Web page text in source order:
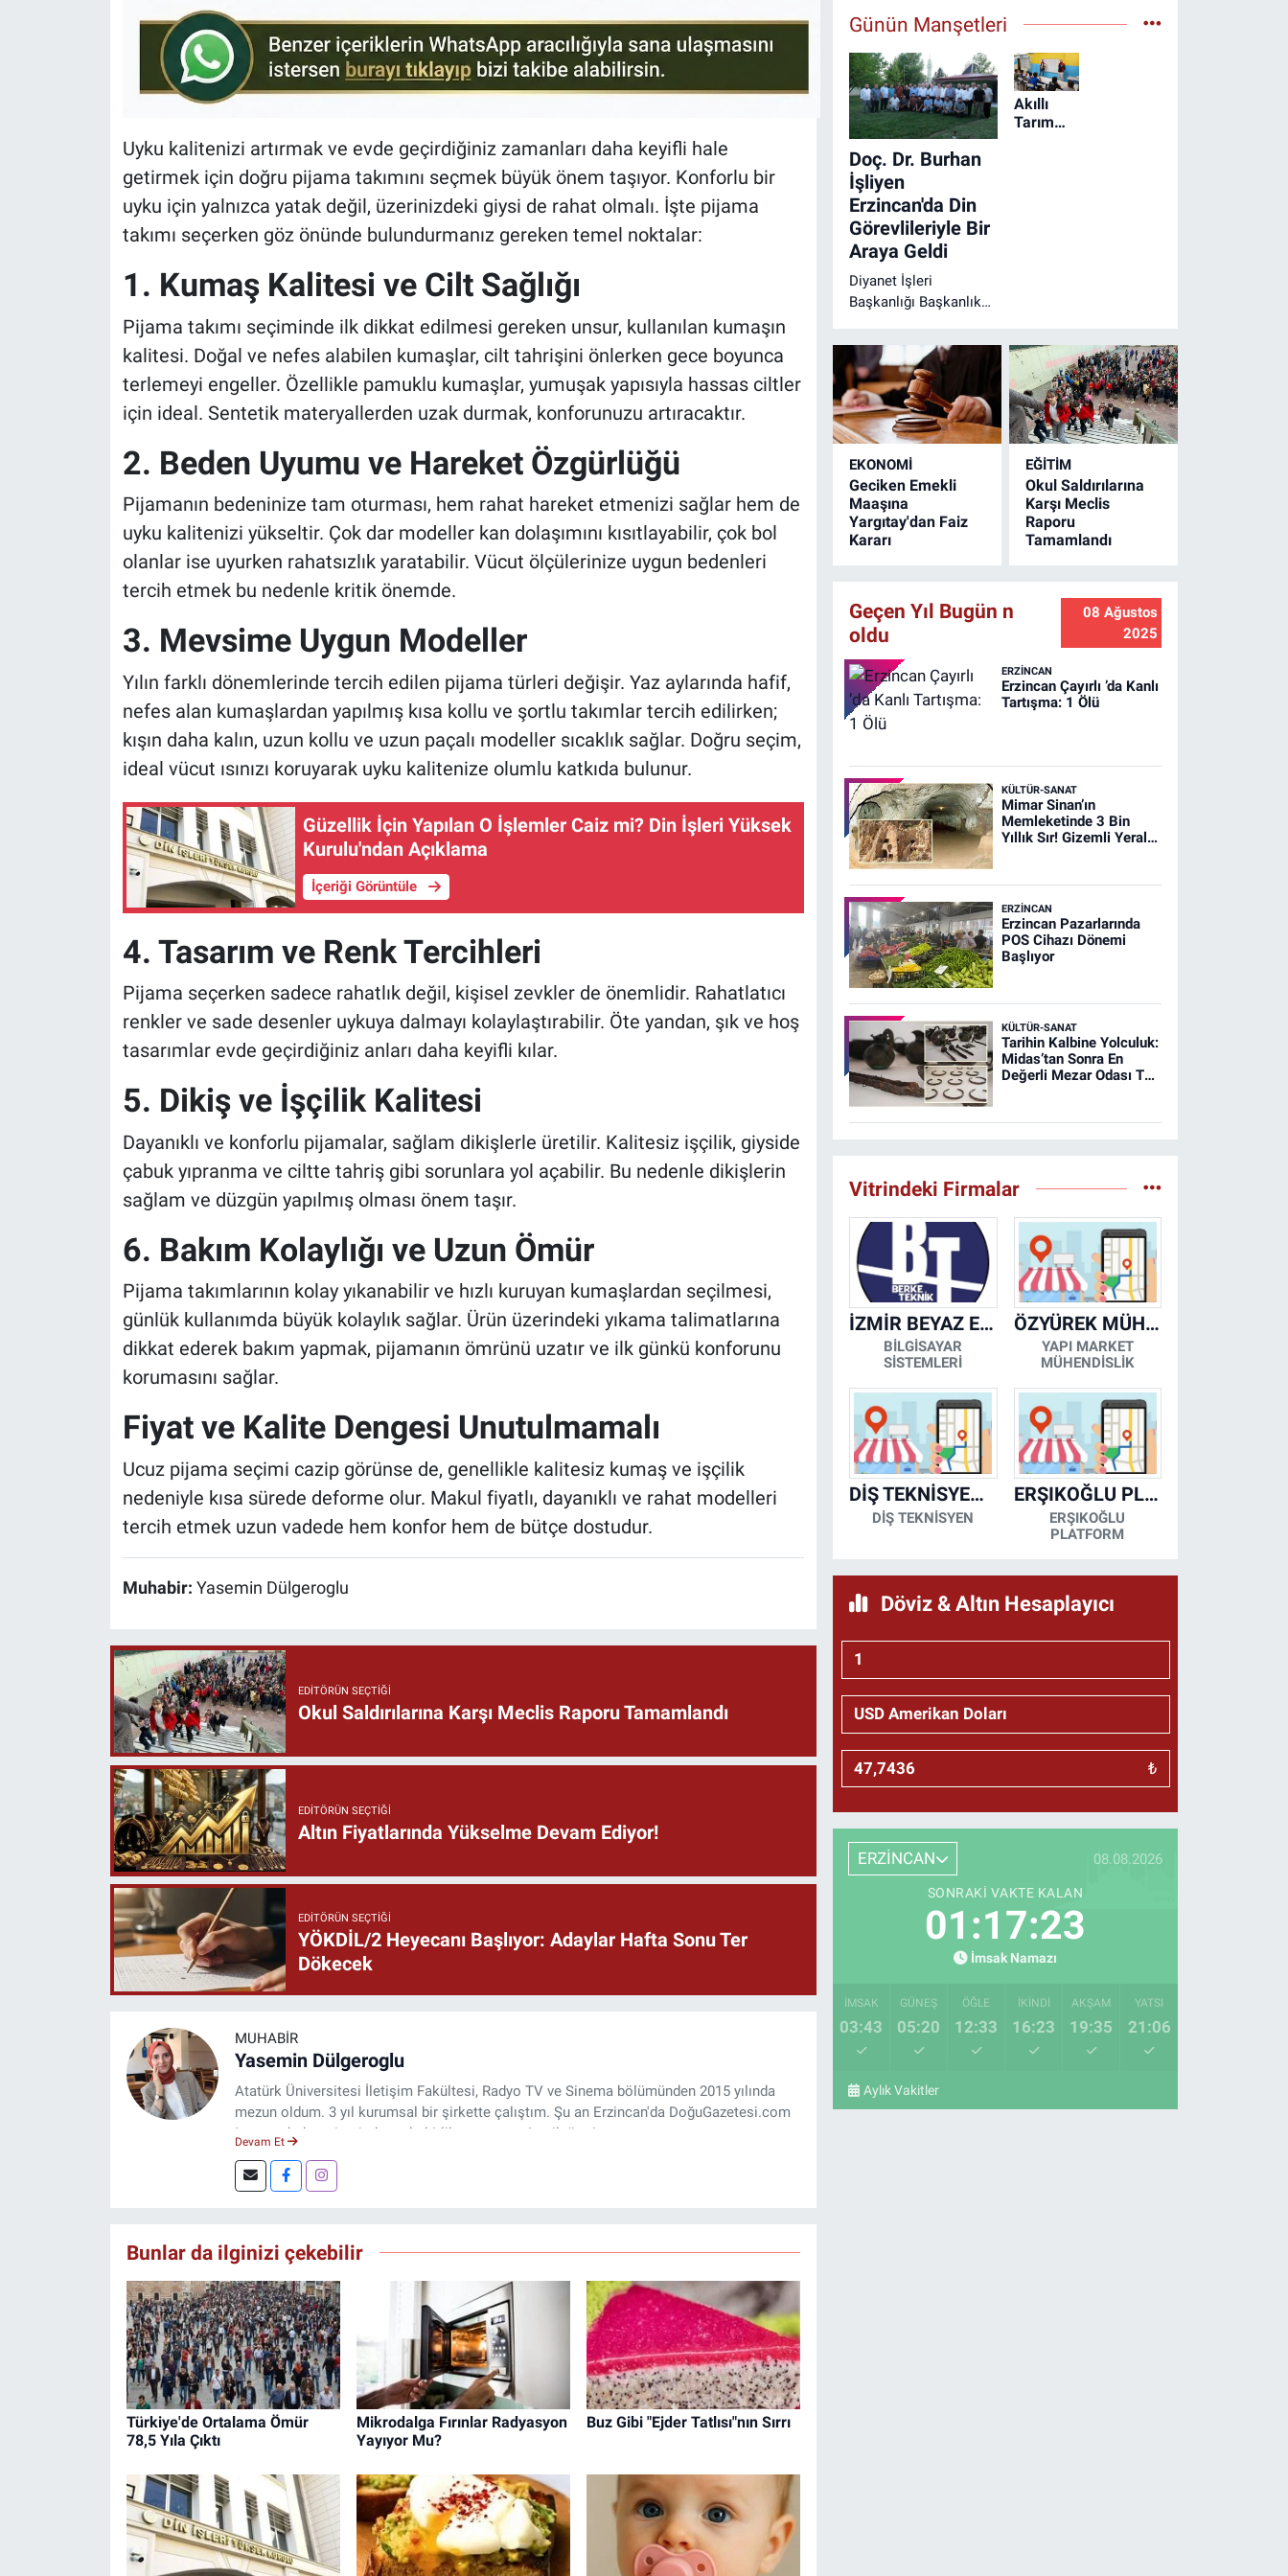
Uyku kalitenizi artırmak ve evde geçirdiğiniz zamanları daha keyifli hale
getirmek için doğru pijama takımını seçmek büyük önem taşıyor. Konforlu bir
uyku için yalnızca yatak değil, üzerinizdeki giysi de rahat olmalı. İşte pijama
takımı seçerken göz önünde bulundurmanız gereken temel noktalar:
1. Kumaş Kalitesi ve Cilt Sağlığı
Pijama takımı seçiminde ilk dikkat edilmesi gereken unsur, kullanılan kumaşın
kalitesi. Doğal ve nefes alabilen kumaşlar, cilt tahrişini önlerken gece boyunca
terlemeyi engeller. Özellikle pamuklu kumaşlar, yumuşak yapısıyla hassas ciltler
için ideal. Sentetik materyallerden uzak durmak, konforunuzu artıracaktır.
2. Beden Uyumu ve Hareket Özgürlüğü
Pijamanın bedeninize tam oturması, hem rahat hareket etmenizi sağlar hem de
uyku kalitenizi yükseltir. Çok dar modeller kan dolaşımını kısıtlayabilir, çok bol
olanlar ise uyurken rahatsızlık yaratabilir. Vücut ölçülerinize uygun bedenleri
tercih etmek bu nedenle kritik önemde.
3. Mevsime Uygun Modeller
Yılın farklı dönemlerinde tercih edilen pijama türleri değişir. Yaz aylarında hafif,
nefes alan kumaşlardan yapılmış kısa kollu ve şortlu takımlar tercih edilirken;
kışın daha kalın, uzun kollu ve uzun paçalı modeller sıcaklık sağlar. Doğru seçim,
ideal vücut ısınızı koruyarak uyku kalitenize olumlu katkıda bulunur.
Güzellik İçin Yapılan O İşlemler Caiz mi? Din İşleri Yüksek
Kurulu'ndan Açıklama
İçeriği Görüntüle
4. Tasarım ve Renk Tercihleri
Pijama seçerken sadece rahatlık değil, kişisel zevkler de önemlidir. Rahatlatıcı
renkler ve sade desenler uykuya dalmayı kolaylaştırabilir. Öte yandan, şık ve hoş
tasarımlar evde geçirdiğiniz anları daha keyifli kılar.
5. Dikiş ve İşçilik Kalitesi
Dayanıklı ve konforlu pijamalar, sağlam dikişlerle üretilir. Kalitesiz işçilik, giyside
çabuk yıpranma ve ciltte tahriş gibi sorunlara yol açabilir. Bu nedenle dikişlerin
sağlam ve düzgün yapılmış olması önem taşır.
6. Bakım Kolaylığı ve Uzun Ömür
Pijama takımlarının kolay yıkanabilir ve hızlı kuruyan kumaşlardan seçilmesi,
günlük kullanımda büyük kolaylık sağlar. Ürün üzerindeki yıkama talimatlarına
dikkat ederek bakım yapmak, pijamanın ömrünü uzatır ve ilk günkü konforunu
korumasını sağlar.
Fiyat ve Kalite Dengesi Unutulmamalı
Ucuz pijama seçimi cazip görünse de, genellikle kalitesiz kumaş ve işçilik
nedeniyle kısa sürede deforme olur. Makul fiyatlı, dayanıklı ve rahat modelleri
tercih etmek uzun vadede hem konfor hem de bütçe dostudur.
Muhabir: Yasemin Dülgeroglu
EDITÖRÜN SEÇTIĞI
Okul Saldırılarına Karşı Meclis Raporu Tamamlandı
EDITÖRÜN SEÇTIĞI
Altın Fiyatlarında Yükselme Devam Ediyor!
EDITÖRÜN SEÇTIĞI
YÖKDİL/2 Heyecanı Başlıyor: Adaylar Hafta Sonu Ter
Dökecek
MUHABIR
Yasemin Dülgeroglu
Atatürk Üniversitesi İletişim Fakültesi, Radyo TV ve Sinema bölümünden 2015 yılında
mezun oldum. 3 yıl kurumsal bir şirkette çalıştım. Şu an Erzincan'da DoğuGazetesi.com
internet haber sitesinde muhabirlik yapıyor ve içerik üretiyorum.
Devam Et
Bunlar da ilginizi çekebilir
Türkiye'de Ortalama Ömür
78,5 Yıla Çıktı
Mikrodalga Fırınlar Radyasyon
Yayıyor Mu?
Buz Gibi "Ejder Tatlısı"nın Sırrı
Günün Manşetleri
Doç. Dr. Burhan
İşliyen
Erzincan'da Din
Görevlileriyle Bir
Araya Geldi
Diyanet İşleri
Başkanlığı Başkanlık
Burhan İşliyen,
Erzincan'da din
görevlileriyle buluşarak
sahada yürütülen
çalışmalar üzerine
Akıllı
Tarım
EKONOMİ
Geciken Emekli
Maaşına
Yargıtay'dan Faiz
Kararı
EĞİTİM
Okul Saldırılarına
Karşı Meclis
Raporu
Tamamlandı
Geçen Yıl Bugün n
oldu
08 Ağustos
2025
ERZINCAN
Erzincan Çayırlı ’da Kanlı
Tartışma: 1 Ölü
KÜLTÜR-SANAT
Mimar Sinan’ın
Memleketinde 3 Bin
Yıllık Sır! Gizemli Yeraltı
ERZINCAN
Erzincan Pazarlarında
POS Cihazı Dönemi
Başlıyor
KÜLTÜR-SANAT
Tarihin Kalbine Yolculuk:
Midas’tan Sonra En
Değerli Mezar Odası T26
Vitrindeki Firmalar
İZMİR BEYAZ EŞYA KLİMA KOMBİ SERVİSİ
BİLGİSAYAR
SİSTEMLERİ
ÖZYÜREK MÜHENDİSLİK
YAPI MARKET
MÜHENDİSLİK
DİŞ TEKNİSYENİ- MESUT KORKMAZ
DİŞ TEKNİSYEN
ERŞIKOĞLU PLATFORM
ERŞIKOĞLU
PLATFORM
Döviz & Altın Hesaplayıcı
₺
ERZİNCAN 08.08.2026
SONRAKI VAKTE KALAN
01:17:22
İmsak Namazı
İMSAK
03:43
GÜNEŞ
05:20
ÖĞLE
12:33
İKINDI
16:23
AKŞAM
19:35
YATSI
21:06
Aylık Vakitler